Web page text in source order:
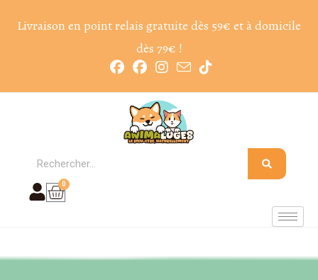
Livraison en point relais gratuite dès 59€ et à domicile
dès 79€ !
0